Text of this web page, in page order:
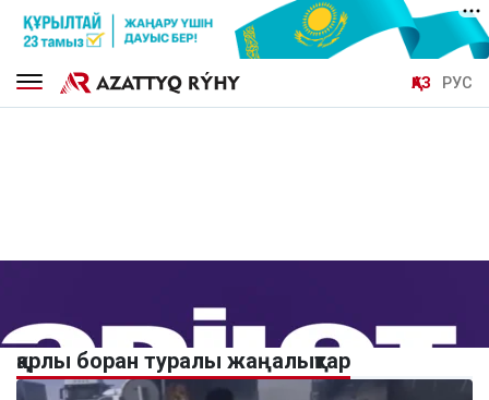
ҚАЗ РУС
қарлы боран туралы жаңалықтар